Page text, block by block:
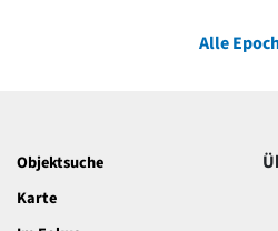
Alle
Objektsuche
Karte